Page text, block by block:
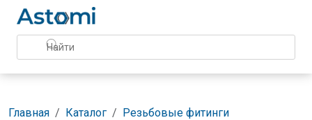
Главная Каталог
Резьбовые фитинги